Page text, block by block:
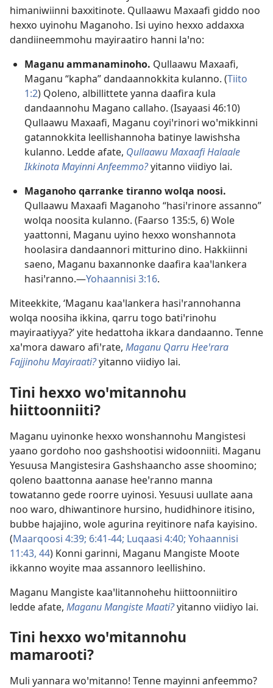
himaniwiinni baxxitinote. Qullaawu Maxaafi giddo noo
hexxo uyinohu Maganoho. Isi uyino hexxo addaxxa
dandiineemmohu mayiraatiro hanni laꞌno:
Maganu ammanaminoho. Qullaawu Maxaafi,
Maganu “kapha” dandaannokkita kulanno. (Tiito
1:2) Qoleno, albillittete yanna daafira kula
dandaannohu Magano callaho. (Isayaasi 46:10)
Qullaawu Maxaafi, Maganu coyiꞌrinori woꞌmikkinni
gatannokkita leellishannoha batinye lawishsha
kulanno. Ledde afate, Qullaawu Maxaafi Halaale
Ikkinota Mayinni Anfeemmo?yitanno viidiyo lai.
Maganoho qarranke tiranno wolqa noosi.
Qullaawu Maxaafi Maganoho “hasiꞌrinore assanno”
wolqa noosita kulanno. (Faarso 135:5, 6) Wole
yaattonni, Maganu uyino hexxo wonshannota
hoolasira dandaannori mitturino dino. Hakkiinni
saeno, Maganu baxannonke daafira kaaꞌlankera
hasiꞌranno.—Yohaannisi 3:16.
Miteekkite, ‘Maganu kaaꞌlankera hasiꞌrannohanna
wolqa noosiha ikkina, qarru togo batiꞌrinohu
mayiraatiyya?’ yite hedattoha ikkara dandaanno. Tenne
xaꞌmora dawaro afiꞌrate, Maganu Qarru Heeꞌrara
Fajjinohu Mayiraati?yitanno viidiyo lai.
Tini hexxo woꞌmitannohu
hiittoonniiti?
Maganu uyinonke hexxo wonshannohu Mangistesi
yaano gordoho noo gashshootisi widoonniiti. Maganu
Yesuusa Mangistesira Gashshaancho asse shoomino;
qoleno baattonna aanase heeꞌranno manna
towatanno gede roorre uyinosi. Yesuusi uullate aana
noo waro, dhiwantinore hursino, hudidhinore itisino,
bubbe hajajino, wole agurina reyitinore nafa kayisino.
(Maarqoosi 4:39; 6:41-44; Luqaasi 4:40; Yohaannisi
11:43, 44) Konni garinni, Maganu Mangiste Moote
ikkanno woyite maa assannoro leellishino.
Maganu Mangiste kaaꞌlitannohehu hiittoonniitiro
ledde afate, Maganu Mangiste Maati?yitanno viidiyo lai.
Tini hexxo woꞌmitannohu
mamarooti?
Muli yannara woꞌmitanno! Tenne mayinni anfeemmo?